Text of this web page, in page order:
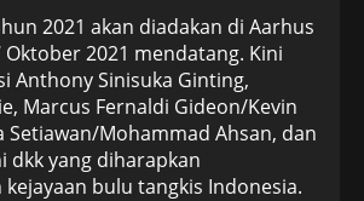
2021 akan diadakan di Aarhus
2021 mendatang. Kini
Anthony Sinisuka Ginting,
Marcus Fernaldi Gideon/Kevin
Setiawan/Mohammad Ahsan, dan
dkk yang diharapkan
bulu tangkis Indonesia.